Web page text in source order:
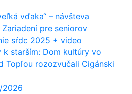
vďaka“ – návšteva
pre seniorov
sŕdc 2025 + video
k starším: Dom kultúry vo
Topľou rozozvučali Cigánski
2026